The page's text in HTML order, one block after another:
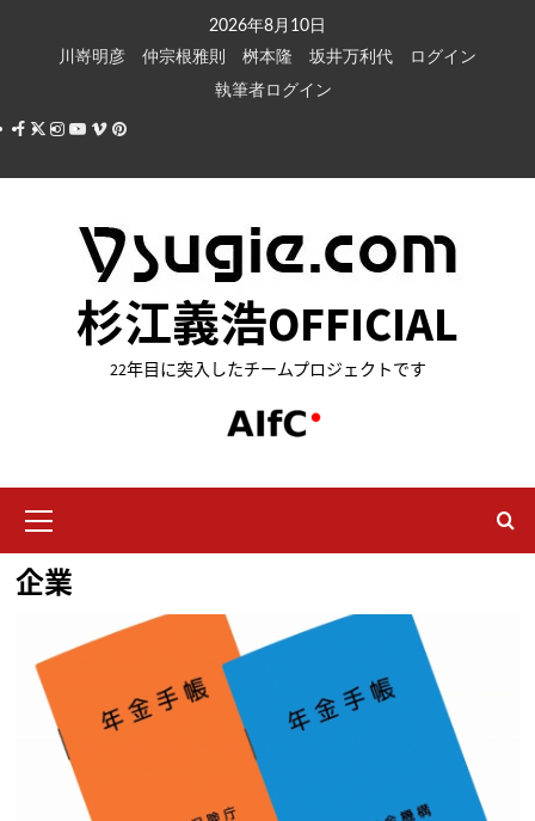
キ
2026年8月10日
川嵜明彦
仲宗根雅則 桝本隆 坂井万利代
ログイン
執筆者ログイン
Facebook
X Instagram
Youtube
VimeoPinterest
杉江義浩OFFICIAL
22年目に突入したチームプロジェクトです
イ
ン
メ
ー
企業